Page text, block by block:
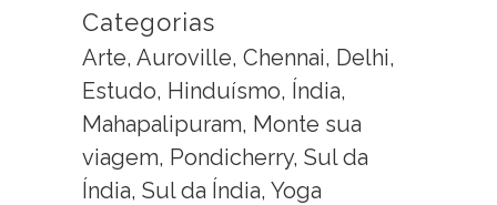
Categorias
Arte, Auroville, Chennai, Delhi,
Estudo, Hinduísmo, Índia,
Mahapalipuram, Monte sua
viagem, Pondicherry, Sul da
Índia, Sul da Índia, Yoga